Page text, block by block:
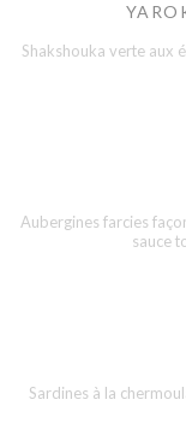
Shakshouka verte aux
Aubergines farcies
sauce
Sardines à la